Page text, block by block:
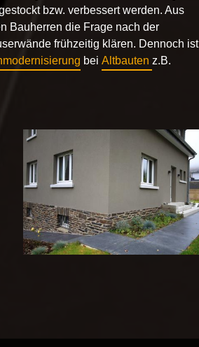
bzw. verbessert werden. Aus
Bauherren die Frage nach der
frühzeitig klären. Dennoch ist
bei Altbauten z.B.